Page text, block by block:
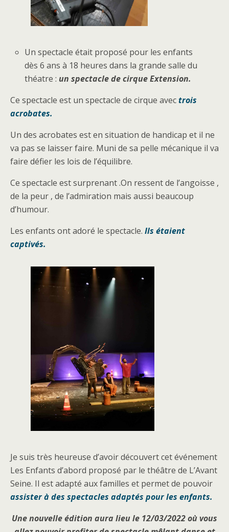
Un spectacle était proposé pour les enfants
dès 6 ans à 18 heures dans la grande salle du
théatre : un spectacle de cirque Extension.
Ce spectacle est un spectacle de cirque avectrois
acrobates.
Un des acrobates est en situation de handicap et il ne
va pas se laisser faire. Muni de sa pelle mécanique il va
faire défier les lois de l’équilibre.
Ce spectacle est surprenant .On ressent de l’angoisse ,
de la peur , de l’admiration mais aussi beaucoup
d’humour.
Les enfants ont adoré le spectacle. Ils étaient
captivés.
Je suis très heureuse d’avoir découvert cet événement
Les Enfants d’abord proposé par le théâtre de L’Avant
Seine. Il est adapté aux familles et permet de pouvoir
assister à des spectacles adaptés pour les enfants.
Une nouvelle édition aura lieu le 12/03/2022 où vous